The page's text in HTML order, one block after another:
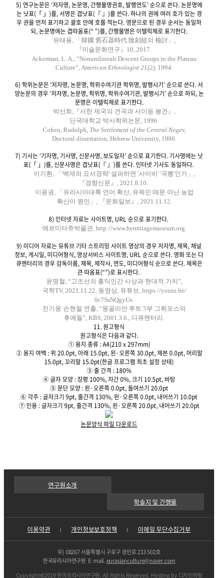
5) 연구논문은 ‘저자명, 논문명, 간행물명권호, 발행연도’ 순으로 쓴다. 논문명에
는 낫표(「 」)를, 서명은 겹낫표(『 』)를 쓴다. 하나의 권에 여러 호가 있는 경
우 권을 먼저 표기하고 괄호 안에 호를 적는다. 영문으로 된 경우 순서는 동일하
되, 논문명에는 겹따옴표(“ ”)를, 간행물명은 이탤릭체로 표기한다.
유태용, 「韓國 舊石器時代 陰刻紋의 檢討」,
『미술문화연구』10, 2017.
Ackerman, L. A., “Nonunilinealr Descent Groups in the Plateau
Culture”,American Ethnologist 21(2), 1994.
6) 학위논문은 ‘저자명, 논문명, 학위수여기관 학위명, 발행시기’ 순으로 쓴다. 서
양논문의 경우 ‘저자명, 논문명, 학위명, 학위수여기관, 발행시기’ 순으로 하되, 논
문명은 이탤릭체로 표기한다.
박선희,『서한 제국의 건국과 서이등 봉건』,
단국대학교 박사학위논문, 1996.
Cohen, Rudolph, The Settlement of the Central Negev,
Doctoral dissertation, Hebrew University, 1986.
7) 기사는 ‘기자명, 기사명, 신문사명, 보도일자’ 순으로 표기한다. 기사명에는 낫
표(「 」)를, 신문사명은 겹낫표(『 』)를 쓴다. 인터넷 기사도 동일하다.
이기환, 「'백제의 요서경략' 설파하면 '사이비' '국뽕'인가」,
『경향신문』, 2021.8.10.
이용권, 「유라시아대륙 언어 확산, 유목민 때문 아닌 농업
확산이 원인」, 『문화일보』, 2021.11.12.
8) 인터넷 자료는 사이트명, URL 순으로 표기한다.
에르미타쥬박물관, http://www.hermitagemuseum.org.
9) 미디어 자료는 유튜브 기타 스트리밍 사이트 영상의 경우 저자명, 제목, 채널
정보, 게시일, 미디어형식, 영상서비스 사이트명, URL 순으로 쓴다. 영화 또는 다
큐멘터리의 경우 감독이름, 제목, 제작사, 연도, 미디어형식 순으로 쓴다. 제목은
큰 따옴표(“”)로 표시한다.
윤명철, “고조선의 홍익인간 사상과 현대적 가치”,
국학TV, 2021.11.22, 동영상, 유튜브, https://youtu.be/
0c7SsNQgyUs.
진기웅·손현철 연출, “몽골리안 루트 5부 그뤼포스의
후예들”, KBS, 2001.3.6., 다큐멘터리.
11. 원고형식
원고형식은 다음과 같다.
① 용지 종류 : A4(210 x 297mm)
② 용지 여백 : 위 20.0pt, 아래 15.0pt, 왼·오른쪽 30.0pt, 제본 0.0pt, 머리말
15.0pt, 꼬리말 15.0pt(한글 프로그램 최초 설정 상태)
③ 줄 간격 : 180%
④ 글자 모양 : 장평 100%, 자간 0%, 크기 10.5pt, 바탕
⑤ 문단 모양 : 왼·오른쪽 0.0pt, 들여쓰기 20.0pt
⑥ 각주 : 글자크기 9pt, 줄간격 130%, 왼·오른쪽 0.0pt, 내어쓰기 10.0pt
⑦ 인용 : 글자크기 9pt, 줄간격 130%, 왼·오른쪽 20.0pt, 내어쓰기 20.0pt
논문양식 파일 다운로드
연구원소개
학술지 및 간행물
이용약관 개인정보보호정책 이메일 무단수집거부
우) 08267 서울특별시 구로구 경인로 233 502호
한국유라시아연구원 E-mail. eurasianculture@naver.com
Copyright©2019 한국유라시아연구원. All Rights Reserved. Hosting by 디자인하랑